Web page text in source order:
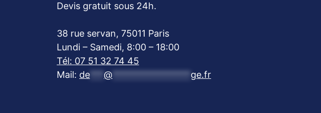
Devis gratuit sous 24h.
38 rue servan, 75011 Paris
Lundi – Samedi, 8:00 – 18:00
Tél: 07 51 32 74 45
Mail: de @ ge.fr